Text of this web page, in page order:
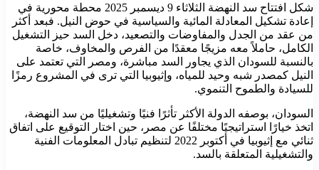
شكل افتتاح سد النهضة الثلاثاء 9 ديسمبر 2025 محطة محورية في
إعادة تشكيل المعادلة المائية والسياسية في حوض النيل. فبعد أكثر
من عقد من الجدل والمفاوضات والتصعيد، دخل السد حيز التشغيل
الكامل، حاملاً معه مزيجًا معقدًا من الفرص والمخاوف، خاصة
بالنسبة للسودان الذي يجاور السد مباشرة، ومصر التي تعتمد على
النيل كمصدر شبه وحيد للمياه، وإثيوبيا التي ترى في المشروع رمزًا
للسيادة والطموح التنموي.
السودان، بوصفه الدولة الأكثر تأثرًا فنيًا وتشغيليًا من سد النهضة،
اتخذ خيارًا استراتيجيًا مختلفًا عن مصر، حين اختار التوقيع على اتفاق
ثنائي مع إثيوبيا في أكتوبر 2022 لتنظيم تبادل المعلومات الفنية
والتشغيلية المتعلقة بالسد.